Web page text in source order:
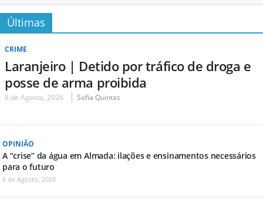
Últimas
CRIME
Laranjeiro | Detido por tráfico de droga e
posse de arma proibida
8 de Agosto, 2026 Sofia Quintas
OPINIÃO
A “crise” da água em Almada: ilações e ensinamentos necessários
para o futuro
8 de Agosto, 2026